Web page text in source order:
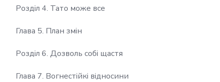
Розділ 4. Тато може все
Глава 5. План змін
Розділ 6. Дозволь собі щастя
Глава 7. Вогнестійкі відносини